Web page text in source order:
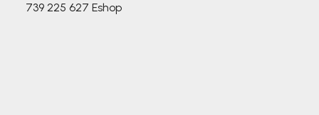
739 225 627 Eshop